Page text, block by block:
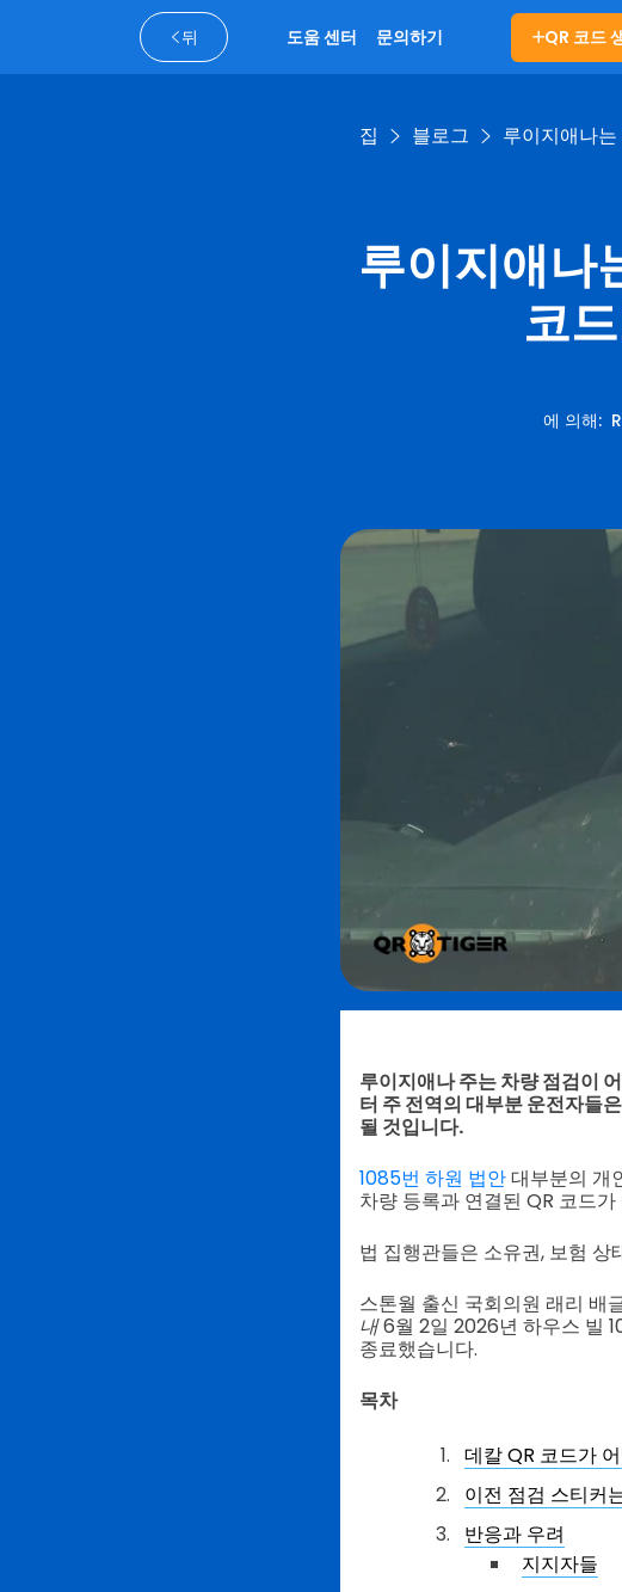
뒤 도움 센터 문의하기 QR 코드
집 블로그 루이지애나
루이지애나
코
에 의해:
루이지애나 주는 차량 점검이
터 주 전역의 대부분 운전자들
될 것입니다.
1085번 하원 법안대부분의 개
차량 등록과 연결된 QR 코드
법 집행관들은 소유권, 보험
스톤월 출신 국회의원 래리 배
내6월 2일 2026년 하우스 빌
종료했습니다.
목차
데칼 QR 코드가
이전 점검 스티커
반응과 우려
지지자들